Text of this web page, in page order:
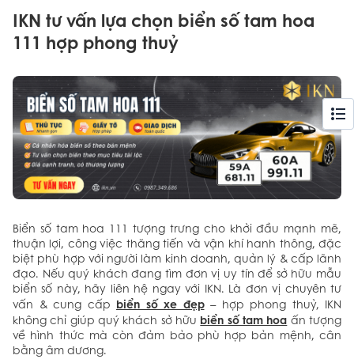
IKN tư vấn lựa chọn biển số tam hoa
111 hợp phong thuỷ
Biển số tam hoa 111 tượng trưng cho khởi đầu mạnh mẽ,
thuận lợi, công việc thăng tiến và vận khí hanh thông, đặc
biệt phù hợp với người làm kinh doanh, quản lý & cấp lãnh
đạo. Nếu quý khách đang tìm đơn vị uy tín để sở hữu mẫu
biển số này, hãy liên hệ ngay với IKN. Là đơn vị chuyên tư
vấn & cung cấp biển số xe đẹp– hợp phong thuỷ, IKN
không chỉ giúp quý khách sở hữu biển số tam hoa ấn tượng
về hình thức mà còn đảm bảo phù hợp bản mệnh, cân
bằng âm dương.